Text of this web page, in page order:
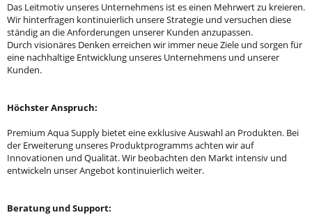
Das Leitmotiv unseres Unternehmens ist es einen Mehrwert zu kreieren.
Wir hinterfragen kontinuierlich unsere Strategie und versuchen diese
ständig an die Anforderungen unserer Kunden anzupassen.
Durch visionäres Denken erreichen wir immer neue Ziele und sorgen für
eine nachhaltige Entwicklung unseres Unternehmens und unserer
Kunden.
Höchster Anspruch:
Premium Aqua Supply bietet eine exklusive Auswahl an Produkten. Bei
der Erweiterung unseres Produktprogramms achten wir auf
Innovationen und Qualität. Wir beobachten den Markt intensiv und
entwickeln unser Angebot kontinuierlich weiter.
Beratung und Support: